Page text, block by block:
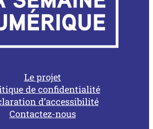
Le projet
de confidentialité
d’accessibilité
Contactez-nous